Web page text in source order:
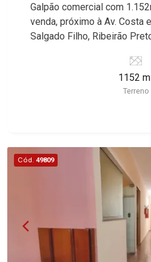
Galpão comercial com
venda, próximo à Av. Costa
Salgado Filho, Ribeirão Preto/SP.
Imobiliária selecionou para você: -
área terreno - Ideal para
terrenos residenciais e
mais desejados da Zona
sua segurança,
prestígio da região, como: Alto da Boa Vista,
Jardim Botânico, Jardim
Golfe, City Ribeirão, Jardim
Ilhas do Sul, Jardim Nova
1152
Terreno
Cód. 49809